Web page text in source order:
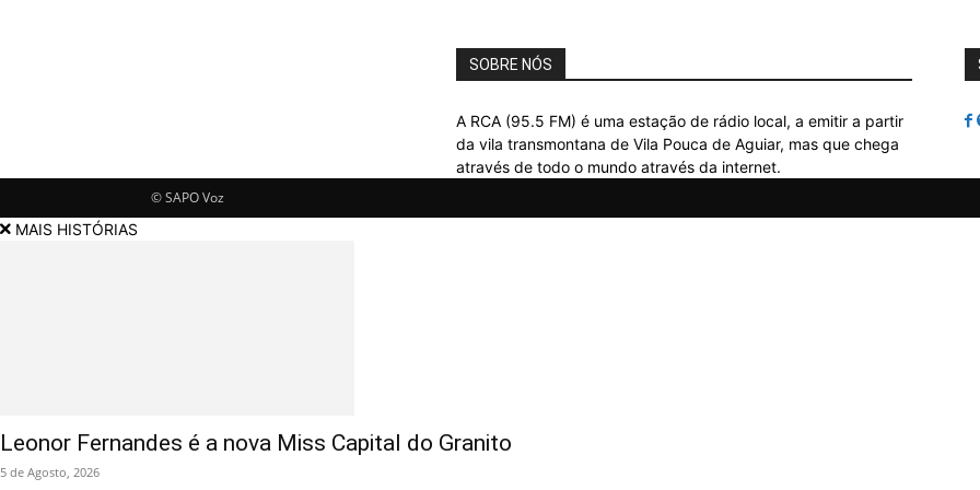
SOBRE NÓS
A RCA (95.5 FM) é uma estação de rádio local, a emitir a partir
da vila transmontana de Vila Pouca de Aguiar, mas que chega
através de todo o mundo através da internet.
© SAPO Voz
MAIS HISTÓRIAS
Leonor Fernandes é a nova Miss Capital do Granito
5 de Agosto, 2026